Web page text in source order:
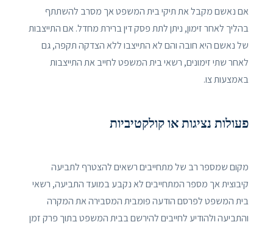
אם נאשם מקבל את תיקי בית המשפט אך מסרב להשתתף
בהליך לאחר זימון, ניתן לתת פסק דין ברירת מחדל. אם התייצבות
של נאשם היא חובה והם לא התייצבו ללא הצדקה תקפה, גם
לאחר שתי זימונים, רשאי בית המשפט לחייב את התייצבות
באמצעות צו.
פעולות נציגות או קולקטיביות
מקום שמספר רב של מתחייבים רשאים להצטרף לתביעה
קיבוצית אך מספר המתחייבים לא נקבע במועד התביעה, רשאי
בית המשפט לפרסם הודעה פומבית המסבירה את המקרה
והתביעה ולהודיע ​​לחייבים להירשם בבית המשפט בתוך פרק זמן